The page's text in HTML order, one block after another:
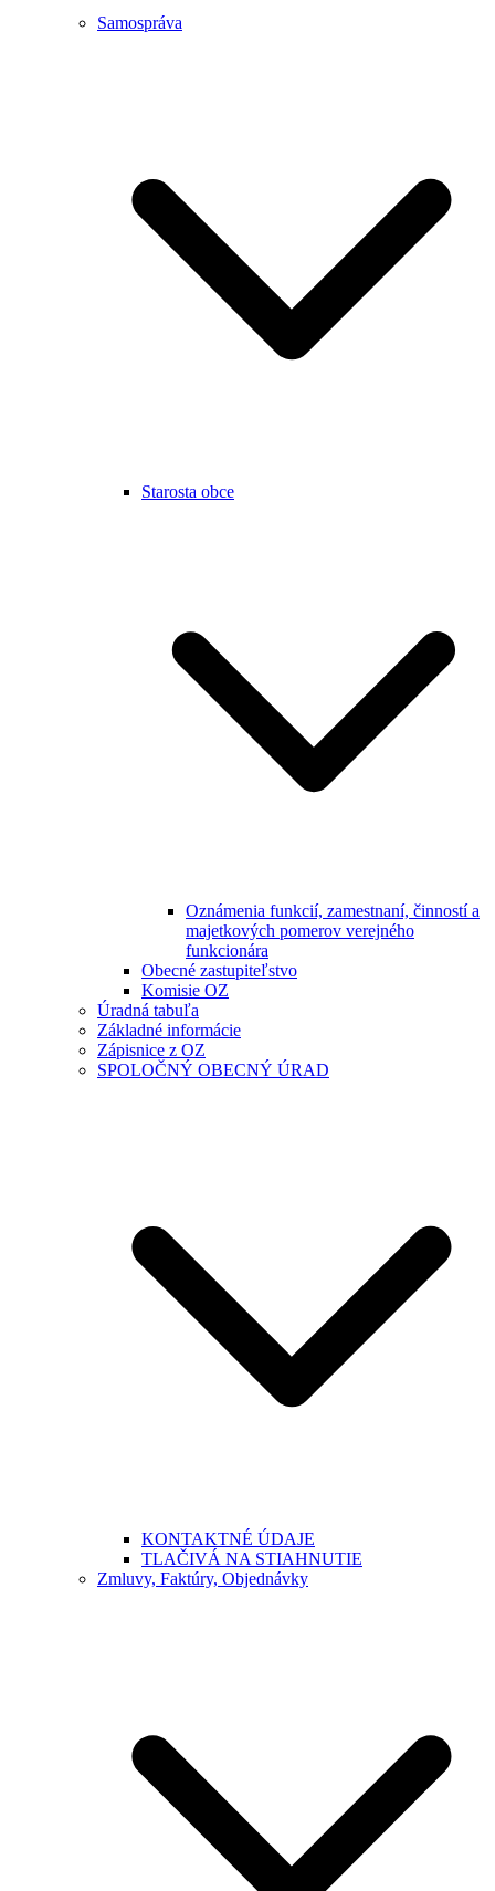
Samospráva
Starosta obce
Oznámenia funkcií, zamestnaní, činností a
majetkových pomerov verejného
funkcionára
Obecné zastupiteľstvo
Komisie OZ
Úradná tabuľa
Základné informácie
Zápisnice z OZ
SPOLOČNÝ OBECNÝ ÚRAD
KONTAKTNÉ ÚDAJE
TLAČIVÁ NA STIAHNUTIE
Zmluvy, Faktúry, Objednávky